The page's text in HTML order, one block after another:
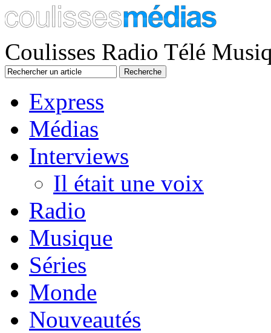
Coulisses Radio Télé
Express
Médias
Interviews
Il était une voix
Radio
Musique
Séries
Monde
Nouveautés